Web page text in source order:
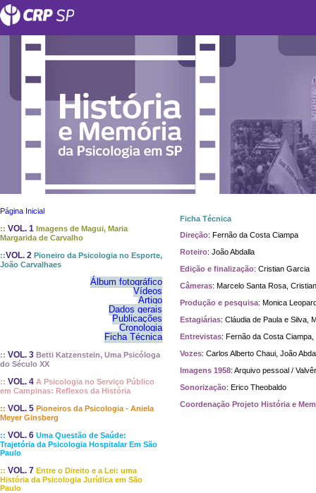
Página Inicial
:: VOL. 1 Imagens de Magui, Maria
Margarida de Carvalho
::VOL. 2 Pioneiro da Psicologia no Esporte,
João Carvalhaes
Álbum fotográfico
Vídeos
Artigo
Dados gerais
Publicações
Cronologia
Ficha Técnica
:: VOL. 3 Betti Katzenstein, Uma Psicóloga
do Século XX
:: VOL. 4 A Psicologia no Serviço Público
em Campinas: Reflexos da História
:: VOL. 5 Pioneiros da Psicologia - Aniela
Meyer Ginsberg
:: VOL. 6 Uma Questão de Saúde:
Trajetória da Psicologia Hospitalar Em São
Paulo
:: VOL. 7 Entre o Direito e a Lei: uma
História da Psicologia Jurídica em São
Paulo
Ficha Técnica
Direção: Fernão da Costa Ciampa
Roteiro: João Abdalla
Edição e finalização: Cristian Garcia
Câmeras: Marcelo Santa Rosa,
Produção e pesquisa: Monica
Estagiárias: Cláudia de Paula e Silva,
Entrevistas: Fernão da Costa
Vozes: Carlos Alberto Chaui, João
Imagens 1958: Arquivo pessoal /
Sonorização: Erico Theobaldo
Coordenação Projeto História e